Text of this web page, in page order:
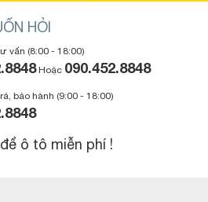
HỎI
vấn (8:00 - 18:00)
Hoặc 090.452.8848
bảo hành (9:00 - 18:00)
ô tô miễn phí !